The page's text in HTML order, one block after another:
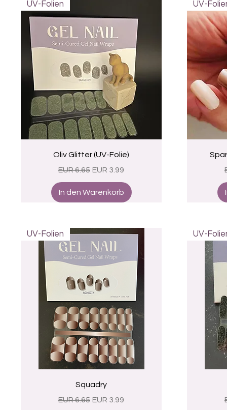
Schnellansicht
UV-Folien
Oliv Glitter (UV-Folie)
Standardpreis
EUR 6.65 Sale-Preis
EUR 3.99
In den Warenkorb
UV-
Schnellansicht
UV-Folien
Squadry
Standardpreis
EUR 6.65 Sale-Preis
EUR 3.99
UV-